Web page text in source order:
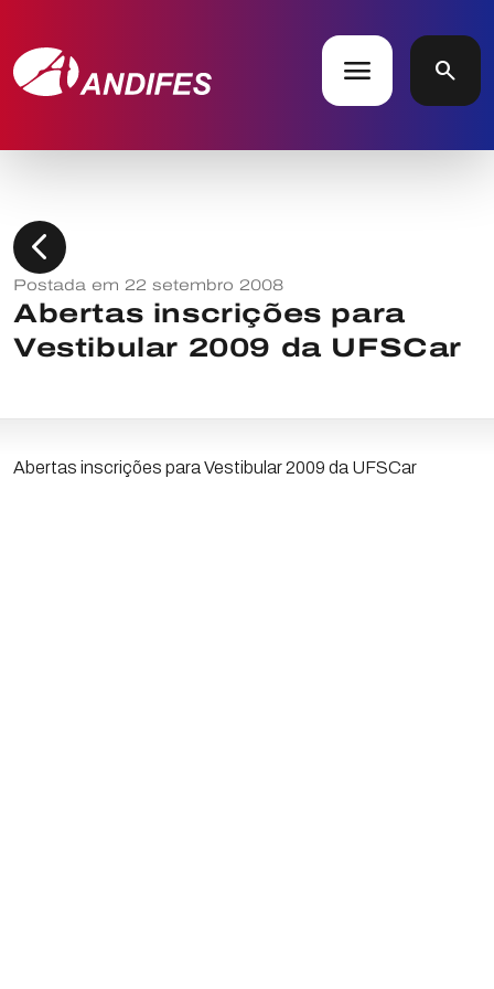
menu search
chevron_left
Postada em 22 setembro 2008
Abertas inscrições para
Vestibular 2009 da UFSCar
Abertas inscrições para Vestibular 2009 da UFSCar